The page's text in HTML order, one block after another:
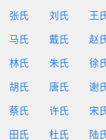
张氏 刘氏 王
马氏 戴氏 赵
林氏 朱氏 徐
胡氏 唐氏 谢
蔡氏 许氏 宋
田氏 杜氏 陆